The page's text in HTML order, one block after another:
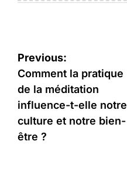
Navigation
de
l’article
Previous:
Comment la pratique
de la méditation
influence-t-elle notre
culture et notre bien-
être ?